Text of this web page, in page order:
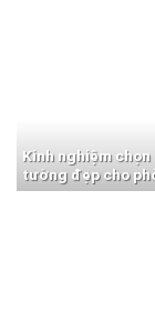
Kinh nghiệm
tường đẹp cho